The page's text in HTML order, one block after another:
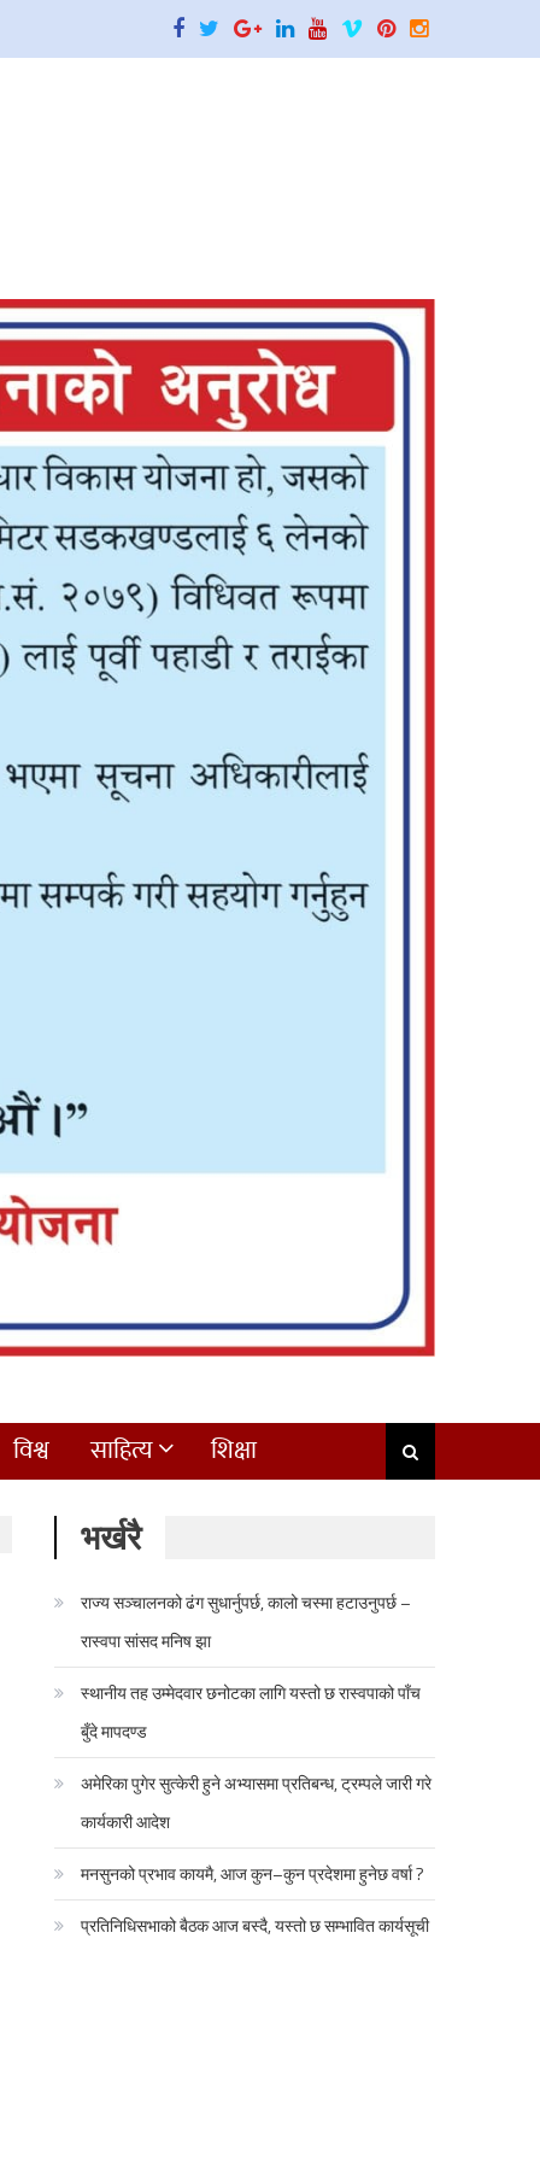
विश्व साहित्य शिक्षा
भर्खरै
राज्य सञ्चालनको ढंग सुधार्नुपर्छ, कालो चस्मा हटाउनुपर्छ –
रास्वपा सांसद मनिष झा
स्थानीय तह उम्मेदवार छनोटका लागि यस्तो छ रास्वपाको पाँच
बुँदे मापदण्ड
अमेरिका पुगेर सुत्केरी हुने अभ्यासमा प्रतिबन्ध, ट्रम्पले जारी गरे
कार्यकारी आदेश
मनसुनको प्रभाव कायमै, आज कुन–कुन प्रदेशमा हुनेछ वर्षा ?
प्रतिनिधिसभाको बैठक आज बस्दै, यस्तो छ सम्भावित कार्यसूची